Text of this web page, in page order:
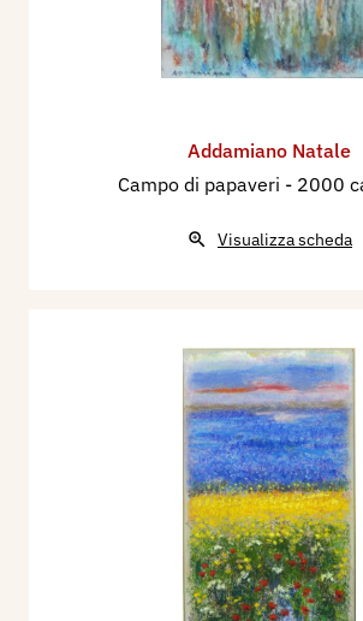
Addamiano Natale
Campo di papaveri - 2000
Visualizza scheda